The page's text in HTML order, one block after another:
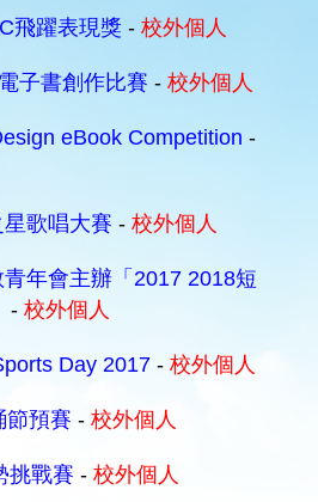
飛躍表現獎 - 校外個人
子書創作比賽 - 校外個人
eBook Competition -
歌唱大賽 - 校外個人
年會主辦「2017 2018短
- 校外個人
Day 2017 - 校外個人
節預賽 - 校外個人
挑戰賽 - 校外個人